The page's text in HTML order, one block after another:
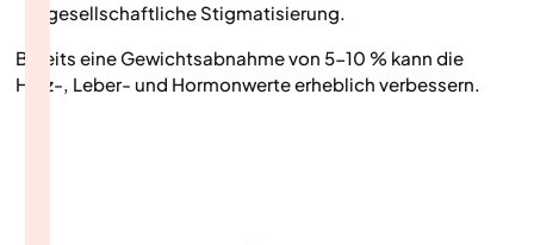
gesellschaftliche Stigmatisierung.‍
Bereits eine Gewichtsabnahme von 5-10 % kann die
Herz-, Leber- und Hormonwerte erheblich verbessern.